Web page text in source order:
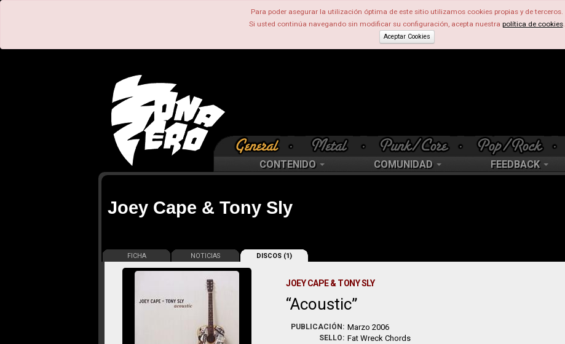
Para poder asegurar la utilización óptima de este sitio utilizamos cookies propias y de terceros.
Si usted continúa navegando sin modificar su configuración, acepta nuestra política de cookies.
Aceptar Cookies
CONTENIDO COMUNIDAD FEEDBACK
Joey Cape & Tony Sly
FICHA NOTICIAS DISCOS (1)
JOEY CAPE & TONY SLY
Acoustic
PUBLICACIÓN: Marzo 2006
SELLO: Fat Wreck Chords